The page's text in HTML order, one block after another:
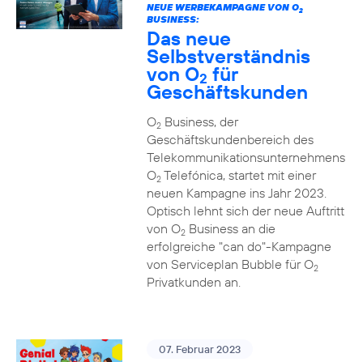
NEUE WERBEKAMPAGNE VON O2
BUSINESS:
Das neue
Selbstverständnis
von O2 für
Geschäftskunden
O2Business, der
Geschäftskundenbereich des
Telekommunikationsunternehmens
O2Telefónica, startet mit einer
neuen Kampagne ins Jahr 2023.
Optisch lehnt sich der neue Auftritt
von O2Business an die
erfolgreiche "can do"-Kampagne
von Serviceplan Bubble für O2
Privatkunden an.
07. Februar 2023